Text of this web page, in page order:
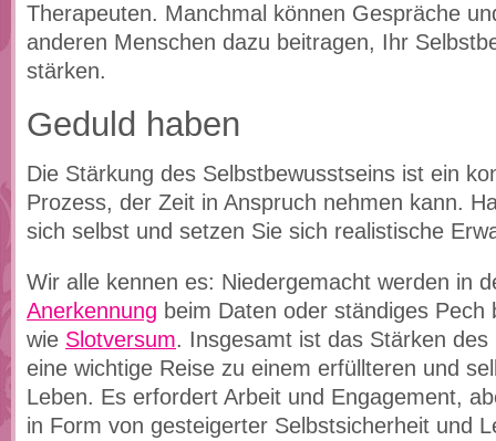
Therapeuten. Manchmal können Gespräche
anderen Menschen dazu beitragen, Ihr
stärken.
Geduld haben
Die Stärkung des Selbstbewusstseins ist ein
Prozess, der Zeit in Anspruch nehmen kann.
sich selbst und setzen Sie sich realistische
Wir alle kennen es: Niedergemacht werden in
Anerkennung beim Daten oder ständiges Pech
wie Slotversum. Insgesamt ist das Stärken des
eine wichtige Reise zu einem erfüllteren und
Leben. Es erfordert Arbeit und Engagement,
in Form von gesteigerter Selbstsicherheit und